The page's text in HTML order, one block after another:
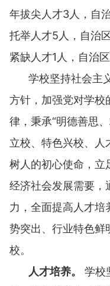
年拔尖人才3人，自
托举人才5人，自治
紧缺人才1人，自治
学校坚持社会主
方针，加强党对学校
律，秉承“明德善思
立校、特色兴校、人
树人的初心使命，立
经济社会发展需要，
力，全面提高人才培
势突出、行业特色鲜
校。
人才培养。
学校